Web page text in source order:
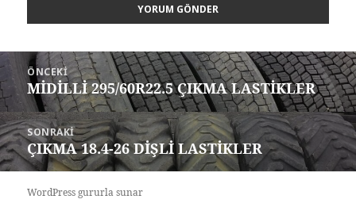
Yazı
gezinmesi
ÖNCEKI
Önceki
yazı:
MİDİLLİ 295/60R22.5 ÇIKMA LASTİKLER
SONRAKI
Sonraki
yazı:
ÇIKMA 18.4-26 DİŞLİ LASTİKLER
WordPress gururla sunar